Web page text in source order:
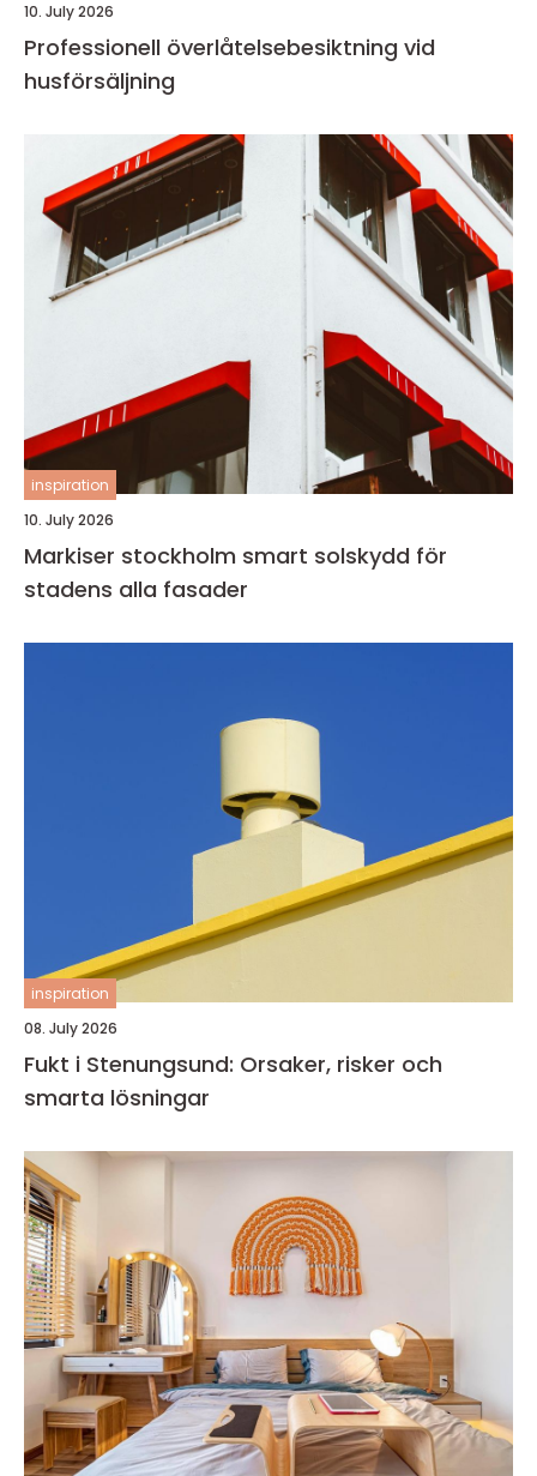
10. July 2026
Professionell överlåtelsebesiktning vid
husförsäljning
inspiration
10. July 2026
Markiser stockholm smart solskydd för
stadens alla fasader
inspiration
08. July 2026
Fukt i Stenungsund: Orsaker, risker och
smarta lösningar